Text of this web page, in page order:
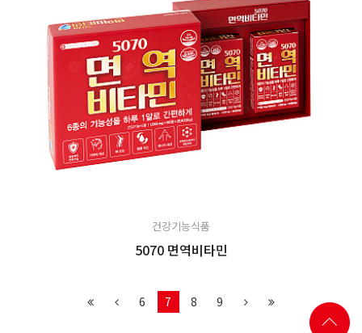
건강기능식품
5070 면역비타민
6 7 8 9